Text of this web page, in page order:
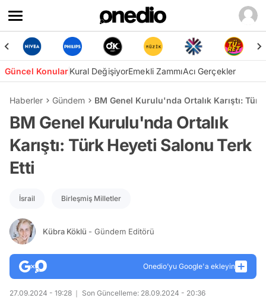
Güncel KonularKural DeğişiyorEmekli ZammıAcı Gerçekler
Haberler Gündem BM Genel Kurulu'nda Ortalık Karıştı:
BM Genel Kurulu'nda Ortalık
Karıştı: Türk Heyeti Salonu Terk
Etti
İsrail Birleşmiş Milletler
Kübra Köklü - Gündem Editörü
Onedio’yu Google'a ekleyin
27.09.2024 - 19:28 Son Güncelleme: 28.09.2024 - 20:36